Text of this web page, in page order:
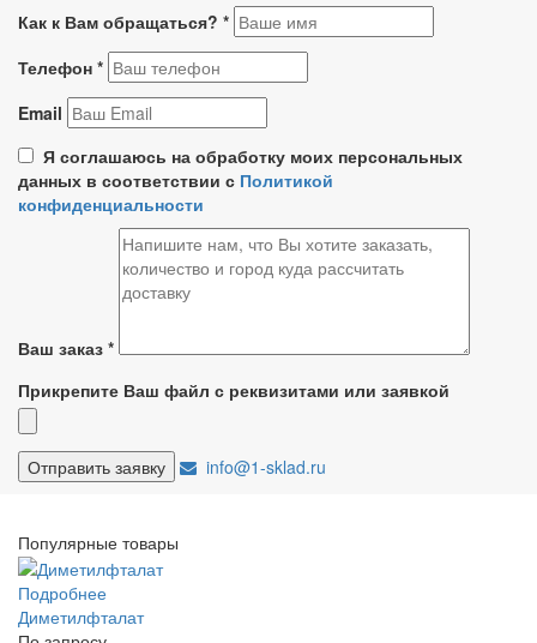
Как к Вам обращаться? *
Телефон *
Email
Я соглашаюсь на обработку моих персональных
данных в соответствии с Политикой
конфиденциальности
Ваш заказ *
Прикрепите Ваш файл с реквизитами или заявкой
info@1-sklad.ru
Популярные товары
Подробнее
Диметилфталат